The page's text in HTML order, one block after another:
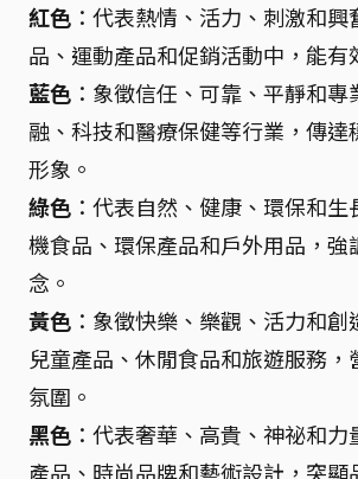
紅色 ：代表熱情、活力、刺激和
品、運動產品和促銷活動中，能有
藍色 ：象徵信任、可靠、平靜和
融、科技和醫療保健等行業，傳達
形象。
綠色 ：代表自然、健康、環保和
機食品、環保產品和戶外用品，強
念。
黃色 ：象徵快樂、樂觀、活力和
兒童產品、休閒食品和旅遊服務，
氛圍。
黑色 ：代表奢華、高貴、神祕和
產品、時尚品牌和藝術設計，突顯